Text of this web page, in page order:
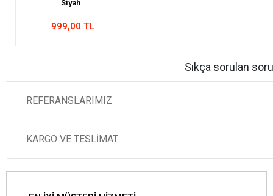
Siyah
999,00 TL
Sıkça sorulan
REFERANSLARIMIZ
KARGO VE TESLİMAT